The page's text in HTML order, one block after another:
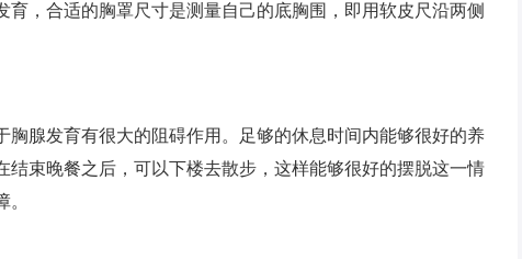
，合适的胸罩尺寸是测量自己的底胸围，即用软皮尺沿两侧
胸腺发育有很大的阻碍作用。足够的休息时间内能够很好的养
结束晚餐之后，可以下楼去散步，这样能够很好的摆脱这一情